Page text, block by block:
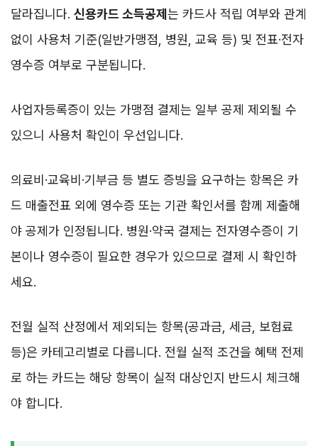
달라집니다. 신용카드 소득공제 는 카드사 적립 여부와 관계
없이 사용처 기준(일반가맹점, 병원, 교육 등) 및 전표·전자
영수증 여부로 구분됩니다.
사업자등록증이 있는 가맹점 결제는 일부 공제 제외될 수
있으니 사용처 확인이 우선입니다.
의료비·교육비·기부금 등 별도 증빙을 요구하는 항목은 카
드 매출전표 외에 영수증 또는 기관 확인서를 함께 제출해
야 공제가 인정됩니다. 병원·약국 결제는 전자영수증이 기
본이나 영수증이 필요한 경우가 있으므로 결제 시 확인하
세요.
전월 실적 산정에서 제외되는 항목(공과금, 세금, 보험료
등)은 카테고리별로 다릅니다. 전월 실적 조건을 혜택 전제
로 하는 카드는 해당 항목이 실적 대상인지 반드시 체크해
야 합니다.